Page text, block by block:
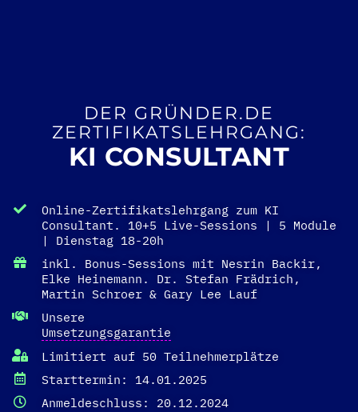
DER GRÜNDER.DE
ZERTIFIKATSLEHRGANG:
KI CONSULTANT
Online-Zertifikatslehrgang zum KI
Consultant. 10+5 Live-Sessions | 5 Module
| Dienstag 18-20h
inkl. Bonus-Sessions mit Nesrin Backir,
Elke Heinemann. Dr. Stefan Frädrich,
Martin Schroer & Gary Lee Lauf
Unsere
Umsetzungsgarantie
Limitiert auf 50 Teilnehmerplätze
Starttermin: 14.01.2025
Anmeldeschluss: 20.12.2024